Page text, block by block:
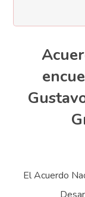
El Acuerdo